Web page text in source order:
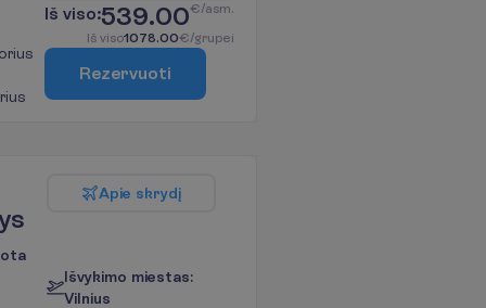
Iš viso:539.00€/asm.
Iš viso1078.00€/grupei
Rezervuoti
Išvykimo miestas:
Vilnius
Apie skrydį